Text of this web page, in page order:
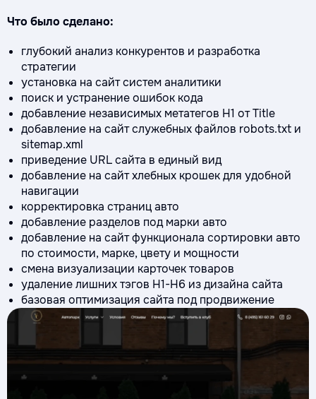
Что было сделано:
глубокий анализ конкурентов и разработка
стратегии
установка на сайт систем аналитики
поиск и устранение ошибок кода
добавление независимых метатегов Н1 от Title
добавление на сайт служебных файлов robots.txt и
sitemap.xml
приведение URL сайта в единый вид
добавление на сайт хлебных крошек для удобной
навигации
корректировка страниц авто
добавление разделов под марки авто
добавление на сайт функционала сортировки авто
по стоимости, марке, цвету и мощности
смена визуализации карточек товаров
удаление лишних тэгов Н1-Н6 из дизайна сайта
базовая оптимизация сайта под продвижение